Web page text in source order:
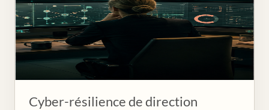
Cyber-résilience de direction